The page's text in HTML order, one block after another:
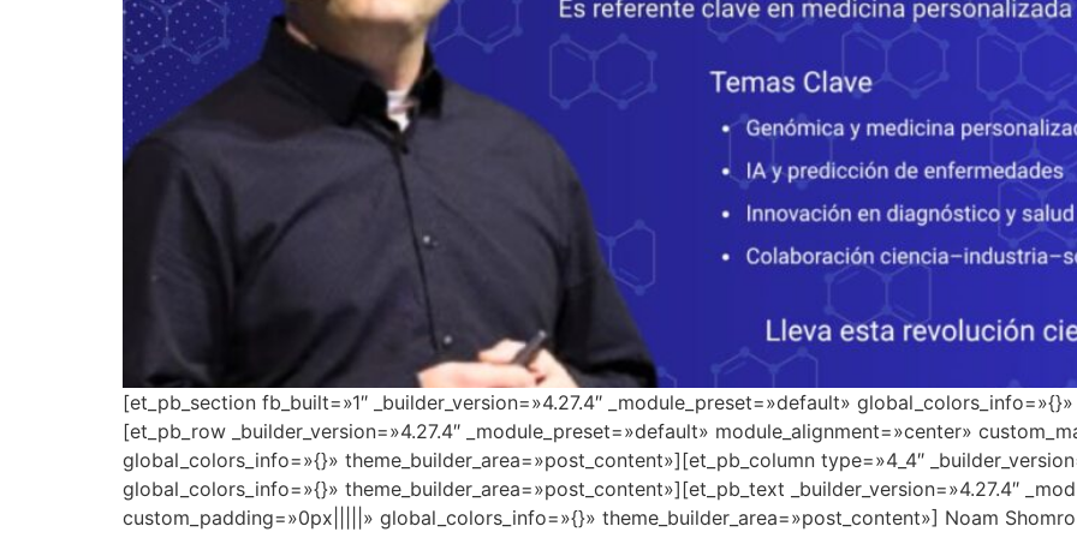
[et_pb_section fb_built=»1″ _builder_version=»4.27.4″ _module_preset=»default»
[et_pb_row _builder_version=»4.27.4″ _module_preset=»default» module_alignment=»center»
global_colors_info=»{}» theme_builder_area=»post_content»][et_pb_column type=»4_4″
global_colors_info=»{}» theme_builder_area=»post_content»][et_pb_text _builder_version=»4.27.4″
custom_padding=»0px|||||» global_colors_info=»{}» theme_builder_area=»post_content»] Noam